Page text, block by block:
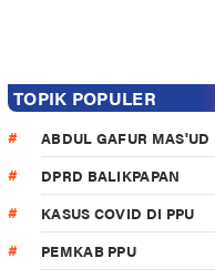
TOPIK POPULER
ABDUL GAFUR MAS'UD
DPRD BALIKPAPAN
KASUS COVID DI PPU
PEMKAB PPU